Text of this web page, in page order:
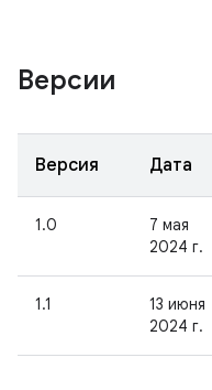
Версии
Версия Дата
1.0
7 мая
2024 г.
1.1
13 июня
2024 г.